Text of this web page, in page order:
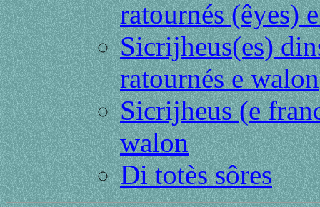
ratournés (êyes)
Sicrijheus(es)
ratournés e walon
Sicrijheus (e
walon
Di totès sôres